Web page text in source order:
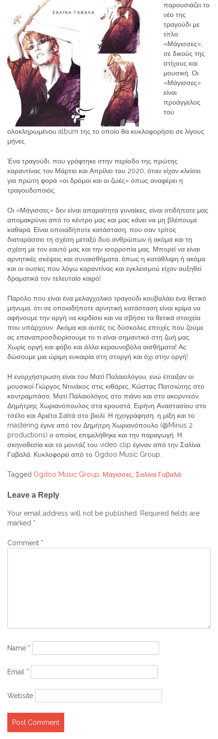
παρουσιάζει το
νέο της
τραγούδι με
τίτλο
«Μάγισσες»,
σε δικούς της
στίχους και
μουσική. Οι
«Μάγισσες»
είναι
προάγγελος
του
ολοκληρωμένου album της το οποίο θα κυκλοφορήσει σε λίγους
μήνες.
Ένα τραγούδι, που γράφτηκε στην περίοδο της πρώτης
καραντίνας τον Μάρτιο και Απρίλιο του 2020, όταν είχαν κλείσει
για πρώτη φορά «οι δρόμοι και οι ζωές» όπως αναφέρει η
τραγουδοποιός.
Οι «Μάγισσες» δεν είναι απαραίτητα γυναίκες, είναι οτιδήποτε μας
απομακρύνει από το κέντρο μας και μας κάνει να μη βλέπουμε
καθαρά. Είναι οποιαδήποτε κατάσταση, που σαν τρίτος
διαταράσσει τη σχέση μεταξύ δυο ανθρώπων ή ακόμα και τη
σχέση με τον εαυτό μας και την ισορροπία μας. Μπορεί να είναι
αρνητικές σκέψεις και συναισθήματα, όπως η κατάθλιψη ή ακόμα
και οι ουσίες που λόγω καραντίνας και εγκλεισμού είχαν αυξηθεί
δραματικά τον τελευταίο καιρό!
Παρόλο που είναι ένα μελαγχολικό τραγούδι κουβαλάει ένα θετικό
μήνυμα, ότι σε οποιαδήποτε αρνητική κατάσταση είναι κρίμα να
αφήνουμε την οργή να κερδίσει και να σβήσει τα θετικά στοιχεία
που υπάρχουν. Ακόμα και αυτές τις δύσκολες εποχές που ζούμε
ας επαναπροσδιορίσουμε το τι είναι σημαντικό στη ζωή μας.
Χωρίς οργή και φόβο και άλλα κεραυνοβόλα αισθήματα! Ας
δώσουμε μια ώριμη ευκαιρία στη στοργή και όχι στην οργή!
Η ενορχήστρωση είναι του Ματί Παλαιολόγου, ενώ έπαιξαν οι
μουσικοί Γιώργος Ντινάκος στις κιθάρες, Κώστας Πατσιώτης στο
κοντραμπάσο, Ματί Παλαιολόγος στο πιάνο και στο ακορντεόν,
Δημήτρης Χωριανόπουλος στα κρουστά, Ειρήνη Αναστασίου στο
τσέλο και Αριέτα Σαϊτά στο βιολί. Η ηχογράφηση, η μίξη και το
mastering έγινε από τον Δημήτρη Χωριανόπουλο (@Minus 2
productions) ο οποίος επιμελήθηκε και την παραγωγή. Η
σκηνοθεσία και το μοντάζ του video clip έγιναν από την Σαλίνα
Γαβαλά. Κυκλοφορεί από το Ogdoo Music Group.
Tagged Ogdoo Music Group Μάγισσες Σαλίνα Γαβαλά
navigation
Leave a Reply
Your email address will not be published.
Required fields are
marked *
Comment *
Name *
Email *
Website